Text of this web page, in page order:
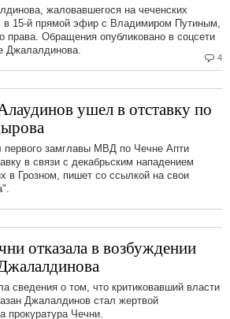
4
жаловавшегося на чеченских
в 15-й прямой эфир с Владимиром Путиным,
права. Обращения опубликовано в соцсети
Джалалдинова.
ушел в отставку по
первого замглавы МВД по Чечне Апти
в связи с декабрьским нападением
в Грозном, пишет со ссылкой на свои
отказала в возбуждении
сведения о том, что критиковавший власти
Джалалдинов стал жертвой
прокуратура Чечни.